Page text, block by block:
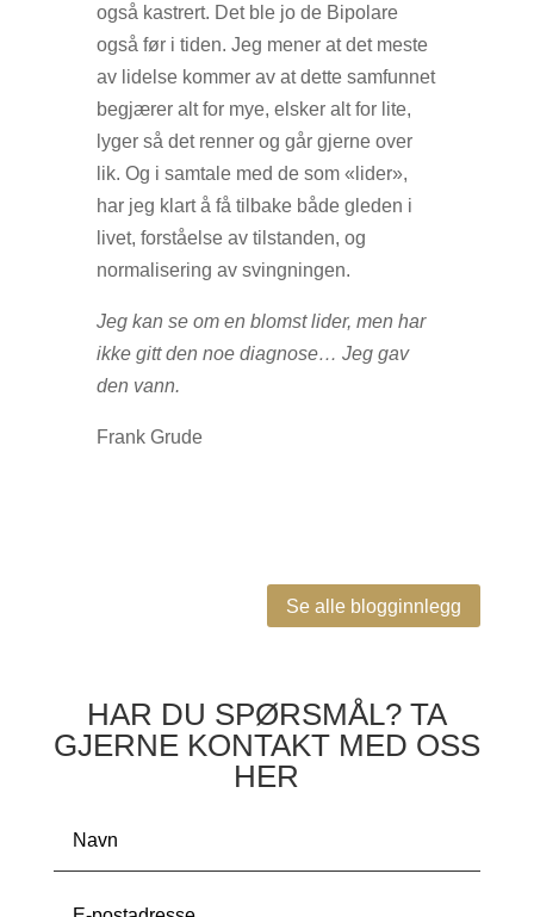
også kastrert. Det ble jo de Bipolare
også før i tiden. Jeg mener at det meste
av lidelse kommer av at dette samfunnet
begjærer alt for mye, elsker alt for lite,
lyger så det renner og går gjerne over
lik. Og i samtale med de som «lider»,
har jeg klart å få tilbake både gleden i
livet, forståelse av tilstanden, og
normalisering av svingningen.
Jeg kan se om en blomst lider, men har
ikke gitt den noe diagnose… Jeg gav
den vann.
Frank Grude
Se alle blogginnlegg
HAR DU SPØRSMÅL? TA
GJERNE KONTAKT MED OSS
HER